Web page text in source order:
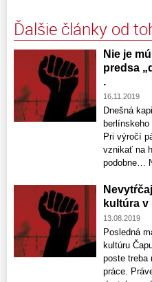
Ďalšie články od
Nie je
predsa
.
16.11.2019
Dnešná
Pri výročí
vznikať na
podobne…
kultúra
13.08.2019
Posledná
kultúru
poste treba
práce.